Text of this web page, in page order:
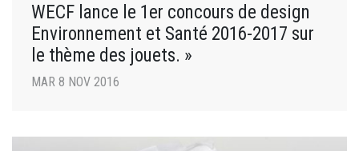
WECF lance le 1er concours de design
Environnement et Santé 2016-2017 sur
le thème des jouets. »
MAR 8 NOV 2016